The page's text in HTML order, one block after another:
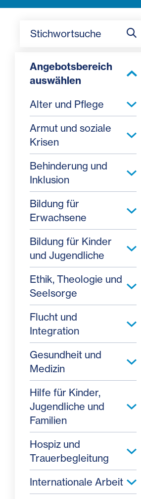
Stichwortsuche
Angebotsbereich
auswählen
Alter und Pflege
Armut und soziale
Krisen
Behinderung und
Inklusion
Bildung für
Erwachsene
Bildung für Kinder
und Jugendliche
Ethik, Theologie und
Seelsorge
Flucht und
Integration
Gesundheit und
Medizin
Hilfe für Kinder,
Jugendliche und
Familien
Hospiz und
Trauerbegleitung
Internationale Arbeit